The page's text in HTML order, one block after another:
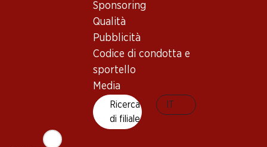
Sponsoring
Qualità
Pubblicità
Codice di condotta e
sportello
Media
Ricerca
di filiale